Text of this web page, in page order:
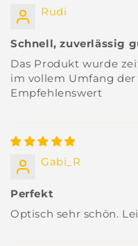
Rudi
Schnell, zuverlässig
Das Produkt wurde
im vollem Umfang der
Empfehlenswert
Gabi_R
Perfekt
Optisch sehr schön.